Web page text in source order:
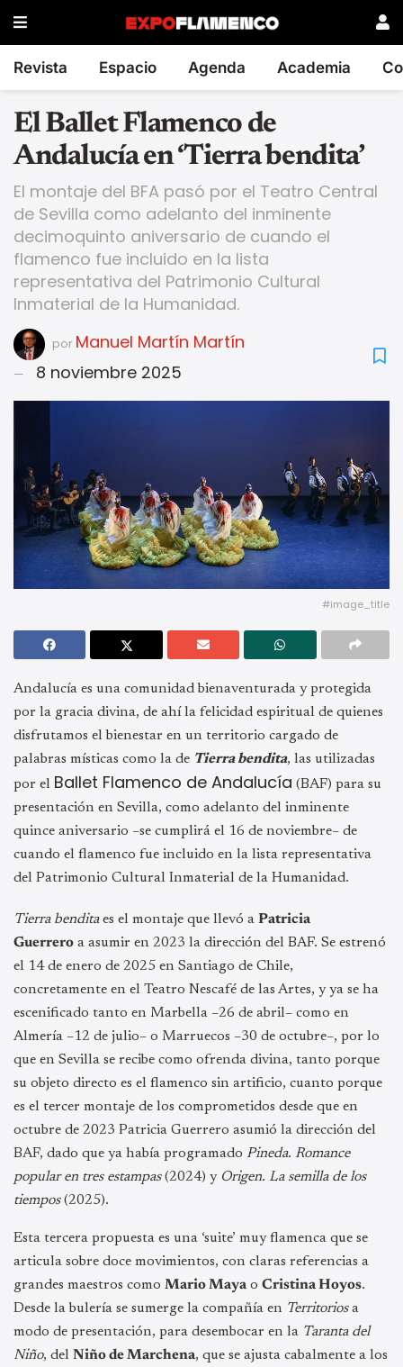
Revista Espacio Agenda Academia
El Ballet Flamenco de
Andalucía en ‘Tierra bendita’
El montaje del BFA pasó por el Teatro Central
de Sevilla como adelanto del inminente
decimoquinto aniversario de cuando el
flamenco fue incluido en la lista
representativa del Patrimonio Cultural
Inmaterial de la Humanidad.
por Manuel Martín Martín
8 noviembre 2025
#image_title
Andalucía es una comunidad bienaventurada y protegida
por la gracia divina, de ahí la felicidad espiritual de quienes
disfrutamos el bienestar en un territorio cargado de
palabras místicas como la de Tierra bendita, las utilizadas
por el Ballet Flamenco de Andalucía (BAF) para su
presentación en Sevilla, como adelanto del inminente
quince aniversario –se cumplirá el 16 de noviembre– de
cuando el flamenco fue incluido en la lista representativa
del Patrimonio Cultural Inmaterial de la Humanidad.
Tierra benditaes el montaje que llevó a Patricia
Guerrero a asumir en 2023 la dirección del BAF. Se estrenó
el 14 de enero de 2025 en Santiago de Chile,
concretamente en el Teatro Nescafé de las Artes, y ya se ha
escenificado tanto en Marbella –26 de abril– como en
Almería –12 de julio– o Marruecos –30 de octubre–, por lo
que en Sevilla se recibe como ofrenda divina, tanto porque
su objeto directo es el flamenco sin artificio, cuanto porque
es el tercer montaje de los comprometidos desde que en
octubre de 2023 Patricia Guerrero asumió la dirección del
BAF, dado que ya había programado Pineda. Romance
popular en tres estampas(2024) y Origen. La semilla de los
tiempos(2025).
Esta tercera propuesta es una ‘suite’ muy flamenca que se
articula sobre doce movimientos, con claras referencias a
grandes maestros como Mario Maya o Cristina Hoyos.
Desde la bulería se sumerge la compañía en Territoriosa
modo de presentación, para desembocar en la Taranta del
Niño, del Niño de Marchena, que se ajusta cabalmente a los